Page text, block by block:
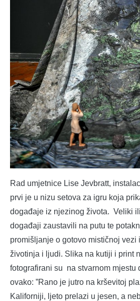
Rad umjetnice Lise Jevbratt,
prvi je u nizu setova za igru koja
događaje iz njezinog života. Veliki
događaji zaustavili na putu te
promišljanje o gotovo mističnoj vezi
životinja i ljudi. Slika na kutiji i print
fotografirani su na stvarnom mjestu
ovako: ”Rano je jutro na krševitoj
Kaliforniji, ljeto prelazi u jesen, a